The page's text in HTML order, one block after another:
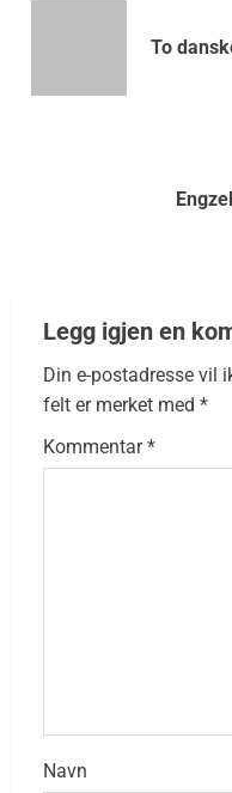
To
Legg igjen en
Din e-postadresse vil
felt er merket med *
Kommentar*
Navn